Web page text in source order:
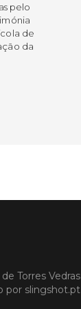
pelo
de
da
dia
Torres Vedras
por slingshot.pt